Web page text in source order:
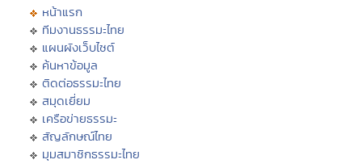
หน้าแรก
ทีมงานธรรมะไทย
แผนผังเว็บไซต์
ค้นหาข้อมูล
ติดต่อธรรมะไทย
สมุดเยี่ยม
เครือข่ายธรรมะ
สัญลักษณ์ไทย
มุมสมาชิกธรรมะไทย